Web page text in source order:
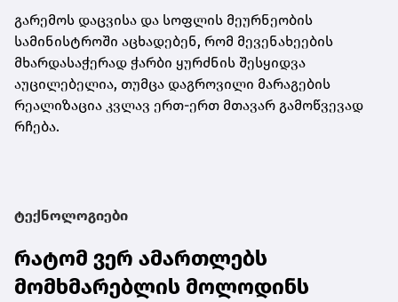
გარემოს დაცვისა და სოფლის მეურნეობის
სამინისტროში აცხადებენ, რომ მევენახეების
მხარდასაჭერად ჭარბი ყურძნის შესყიდვა
აუცილებელია, თუმცა დაგროვილი მარაგების
რეალიზაცია კვლავ ერთ-ერთ მთავარ გამოწვევად
რჩება.
ტექნოლოგიები
რატომ ვერ ამართლებს
მომხმარებლის მოლოდინს